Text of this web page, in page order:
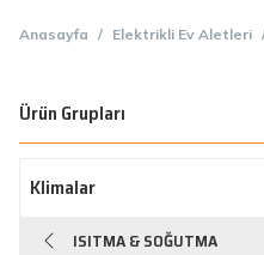
Anasayfa Elektrikli Ev Aletleri
Ürün Grupları
Klimalar
ISITMA & SOĞUTMA